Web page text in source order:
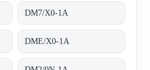
DM7/X0-1A
DME/X0-1A